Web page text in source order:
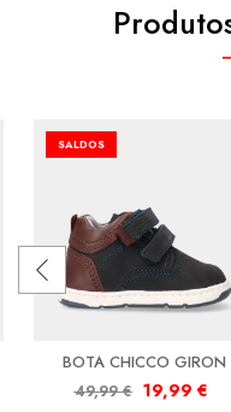
SALDOS
BOTA CHICCO GIRON
49,99€ 19,99 €